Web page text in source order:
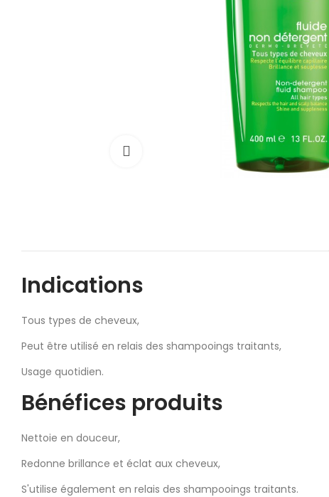
Cliquez pour agrandir
Indications
Tous types de cheveux,
Peut être utilisé en relais des shampooings traitants,
Usage quotidien.
Bénéfices produits
Nettoie en douceur,
Redonne brillance et éclat aux cheveux,
S'utilise également en relais des shampooings traitants.